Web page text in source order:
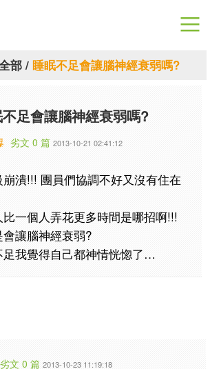
部/ 睡眠不足會讓腦神經衰弱嗎?
足會讓腦神經衰弱嗎?
劣文 0 篇 2013-10-21 02:41:12
潰!!! 團員們協調不好又沒有住在
一個人弄花更多時間是哪招啊!!!
讓腦神經衰弱?
我覺得自己都神情恍惚了…
劣文 0 篇 2013-10-23 11:19:18